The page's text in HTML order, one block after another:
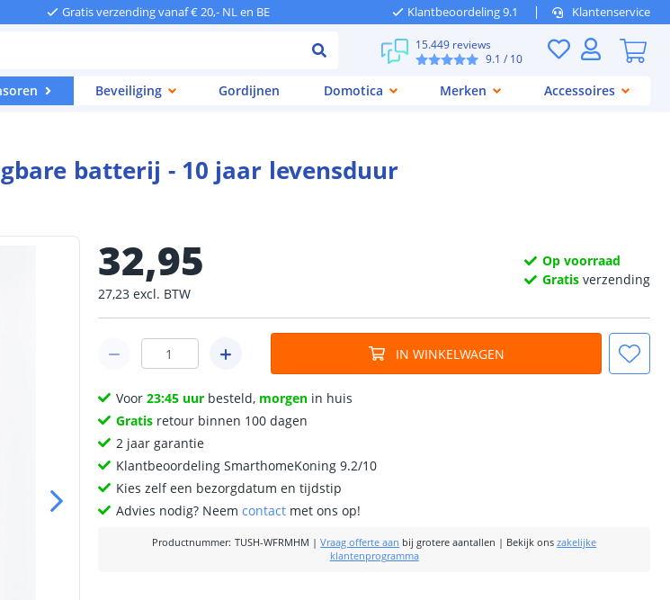
Gratis verzending vanaf € 20,- NL en BE Klantbeoordeling 9.1 Klantenservice
15.449 reviews
9.1 / 10
Beveiliging Gordijnen Domotica Merken Accessoires
batterij - 10 jaar levensduur
32,95
27,23 excl. BTW
Op voorraad
Gratis verzending
IN WINKELWAGEN
Voor23:45 uur besteld, morgen in huis
Gratis retour binnen 100 dagen
2 jaar garantie
Klantbeoordeling SmarthomeKoning 9.2/10
Kies zelf een bezorgdatum en tijdstip
Advies nodig? Neemcontact met ons op!
Productnummer: TUSH-WFRMHM |Vraag offerte aan bij grotere aantallen | Bekijk ons zakelijke
klantenprogramma